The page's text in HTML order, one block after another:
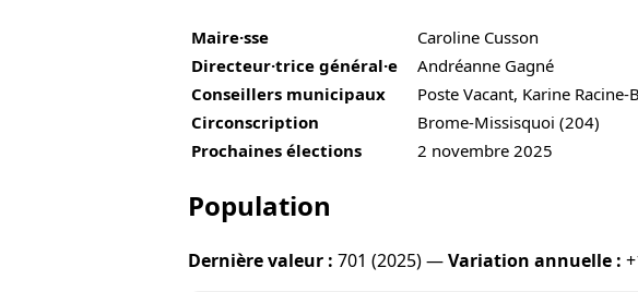
Maire·sse
Caroline Cusson
Directeur·trice général·e
Andréanne Gagné
Conseillers municipaux
Poste Vacant, Karine
Circonscription
Brome-Missisquoi (204)
Prochaines élections
2 novembre 2025
Population
Dernière valeur : 701 (2025) —Variation annuelle :